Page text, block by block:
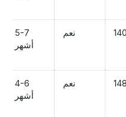
نعم
5-7
أشهر
نعم
4-6
أشهر